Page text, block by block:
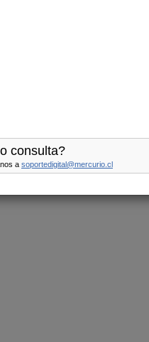
consulta?
a soportedigital@mercurio.cl